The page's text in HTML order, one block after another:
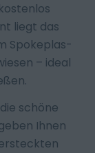
liegt das
Spokeplas-
– ideal
schöne
Ihnen